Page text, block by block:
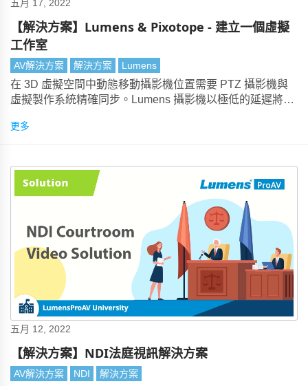
五月 17, 2022
【解決方案】Lumens & Pixotope - 建立一個虛擬
工作室
AV解決方案 解決方案 Lumens
在 3D 虛擬空間中動態移動攝影機位置需要 PTZ 攝影機與
虛擬製作系統精確同步。Lumens 攝影機以極低的延遲將精
更多
五月 12, 2022
【解決方案】NDI法庭視訊解決方案
AV解決方案 NDI 解決方案